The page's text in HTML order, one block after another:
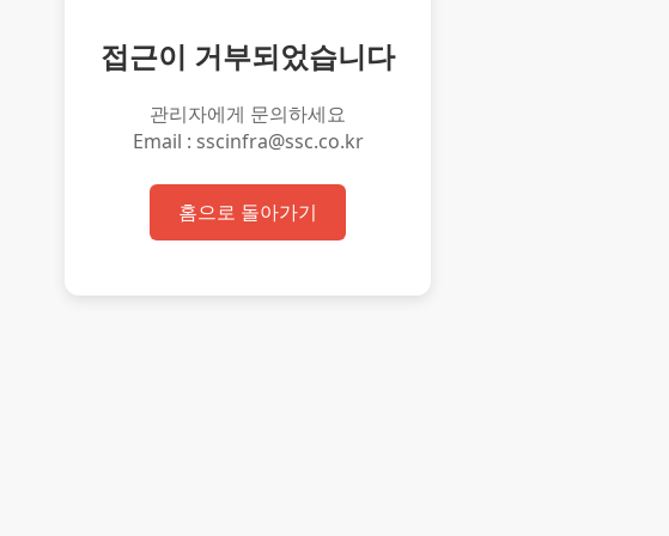
접근이 거부되었습니다
관리자에게 문의하세요
Email : sscinfra@ssc.co.kr
홈으로 돌아가기